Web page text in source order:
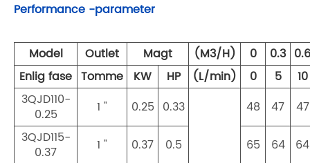
Performance -parameter
Model Outlet Magt (M3/H) 0 0.3 0.6
Enlig fase Tomme KW HP (L/min) 0 5
10
3QJD110-
0.25
1 " 0.25 0.33 48 47
47
3QJD115-
0.37
1 " 0.37 0.5 65 64
64